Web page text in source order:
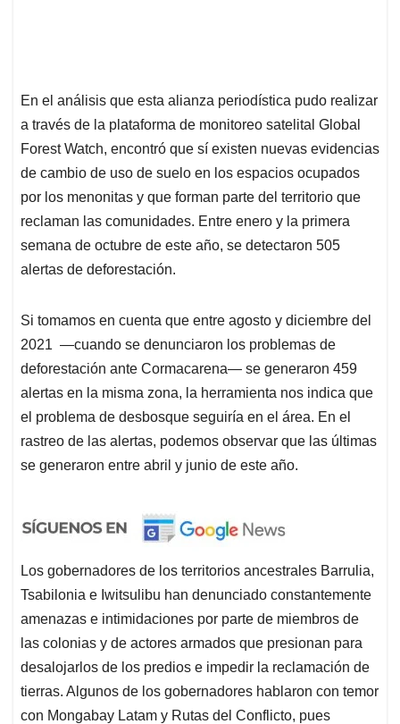
En el análisis que esta alianza periodística pudo realizar
a través de la plataforma de monitoreo satelital Global
Forest Watch, encontró que sí existen nuevas evidencias
de cambio de uso de suelo en los espacios ocupados
por los menonitas y que forman parte del territorio que
reclaman las comunidades. Entre enero y la primera
semana de octubre de este año, se detectaron 505
alertas de deforestación.
Si tomamos en cuenta que entre agosto y diciembre del
2021 —cuando se denunciaron los problemas de
deforestación ante Cormacarena— se generaron 459
alertas en la misma zona, la herramienta nos indica que
el problema de desbosque seguiría en el área. En el
rastreo de las alertas, podemos observar que las últimas
se generaron entre abril y junio de este año.
Los gobernadores de los territorios ancestrales Barrulia,
Tsabilonia e Iwitsulibu han denunciado constantemente
amenazas e intimidaciones por parte de miembros de
las colonias y de actores armados que presionan para
desalojarlos de los predios e impedir la reclamación de
tierras. Algunos de los gobernadores hablaron con temor
con Mongabay Latam y Rutas del Conflicto, pues